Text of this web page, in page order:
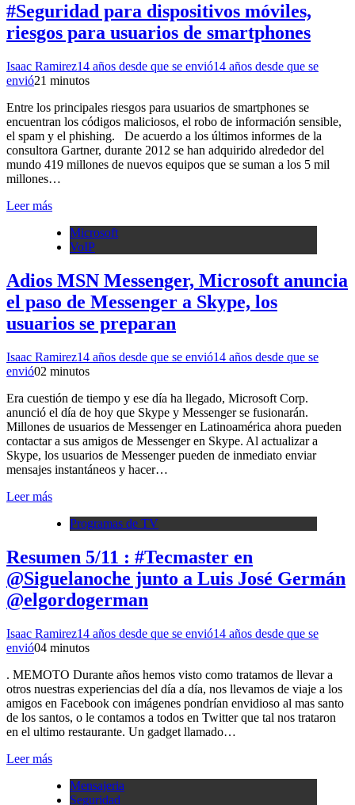
#Seguridad para dispositivos móviles,
riesgos para usuarios de smartphones
Isaac Ramirez14 años desde que se envió14 años desde que se
envió21 minutos
Entre los principales riesgos para usuarios de smartphones se
encuentran los códigos maliciosos, el robo de información sensible,
el spam y el phishing. De acuerdo a los últimos informes de la
consultora Gartner, durante 2012 se han adquirido alrededor del
mundo 419 millones de nuevos equipos que se suman a los 5 mil
millones…
Leer más
Microsoft
VoIP
Adios MSN Messenger, Microsoft anuncia
el paso de Messenger a Skype, los
usuarios se preparan
Isaac Ramirez14 años desde que se envió14 años desde que se
envió02 minutos
Era cuestión de tiempo y ese día ha llegado, Microsoft Corp.
anunció el día de hoy que Skype y Messenger se fusionarán.
Millones de usuarios de Messenger en Latinoamérica ahora pueden
contactar a sus amigos de Messenger en Skype. Al actualizar a
Skype, los usuarios de Messenger pueden de inmediato enviar
mensajes instantáneos y hacer…
Leer más
Programas de TV
Resumen 5/11 : #Tecmaster en
@Siguelanoche junto a Luis José Germán
‏@elgordogerman
Isaac Ramirez14 años desde que se envió14 años desde que se
envió04 minutos
. MEMOTO Durante años hemos visto como tratamos de llevar a
otros nuestras experiencias del día a día, nos llevamos de viaje a los
amigos en Facebook con imágenes pondrían envidioso al mas santo
de los santos, o le contamos a todos en Twitter que tal nos trataron
en el ultimo restaurante. Un gadget llamado…
Leer más
Mensajeria
Seguridad